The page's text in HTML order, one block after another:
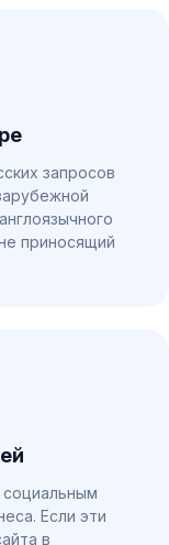
запросов
приносящий
социальным
Если эти
в